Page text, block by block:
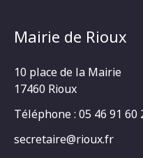
Mairie de Rioux
10 place de la Mairie
17460 Rioux
Téléphone : 05 46 91 60
secretaire@rioux.fr